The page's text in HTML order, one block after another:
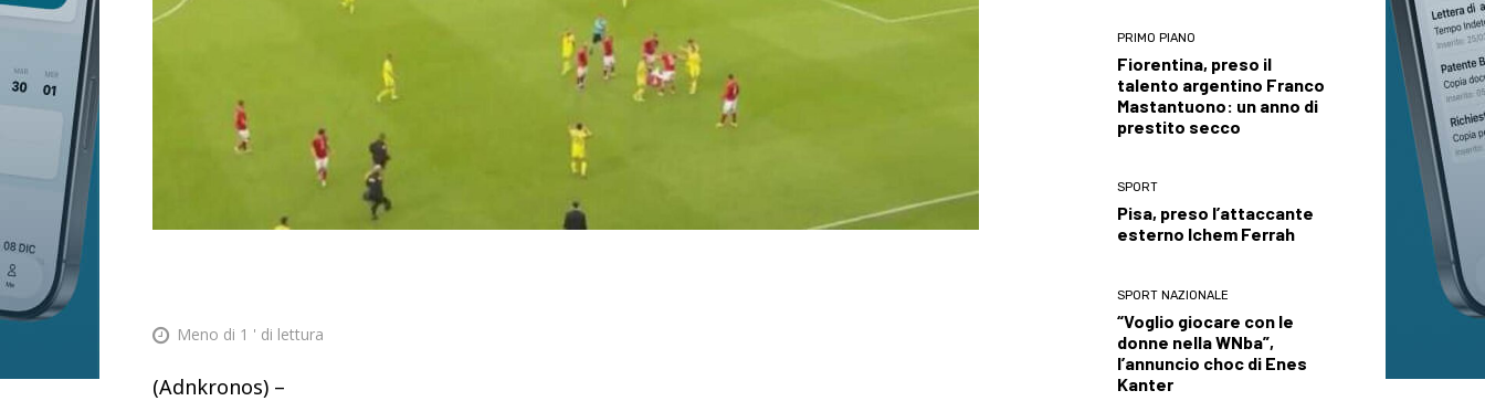
Meno di 1 ' di lettura
(Adnkronos) –
PRIMO PIANO
Fiorentina, preso il
talento argentino Franco
Mastantuono: un anno di
prestito secco
SPORT
Pisa, preso l’attaccante
esterno Ichem Ferrah
SPORT NAZIONALE
“Voglio giocare con le
donne nella WNba”,
l’annuncio choc di Enes
Kanter